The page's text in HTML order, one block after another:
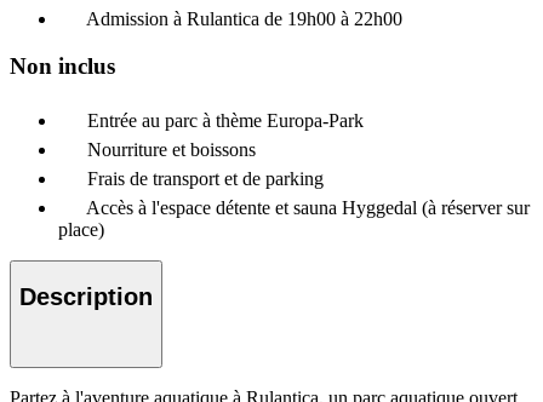
Admission à Rulantica de 19h00 à 22h00
Non inclus
Entrée au parc à thème Europa-Park
Nourriture et boissons
Frais de transport et de parking
Accès à l'espace détente et sauna Hyggedal (à réserver sur
place)
Description
Partez à l'aventure aquatique à Rulantica, un parc aquatique ouvert